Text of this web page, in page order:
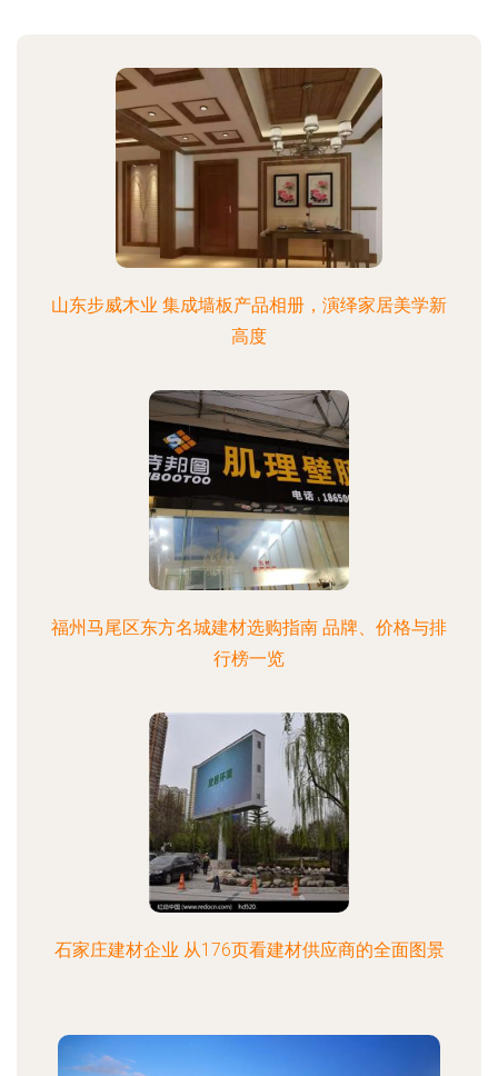
山东步威木业 集成墙板产品相册，演绎家居美学新
高度
福州马尾区东方名城建材选购指南 品牌、价格与排
行榜一览
石家庄建材企业 从176页看建材供应商的全面图景